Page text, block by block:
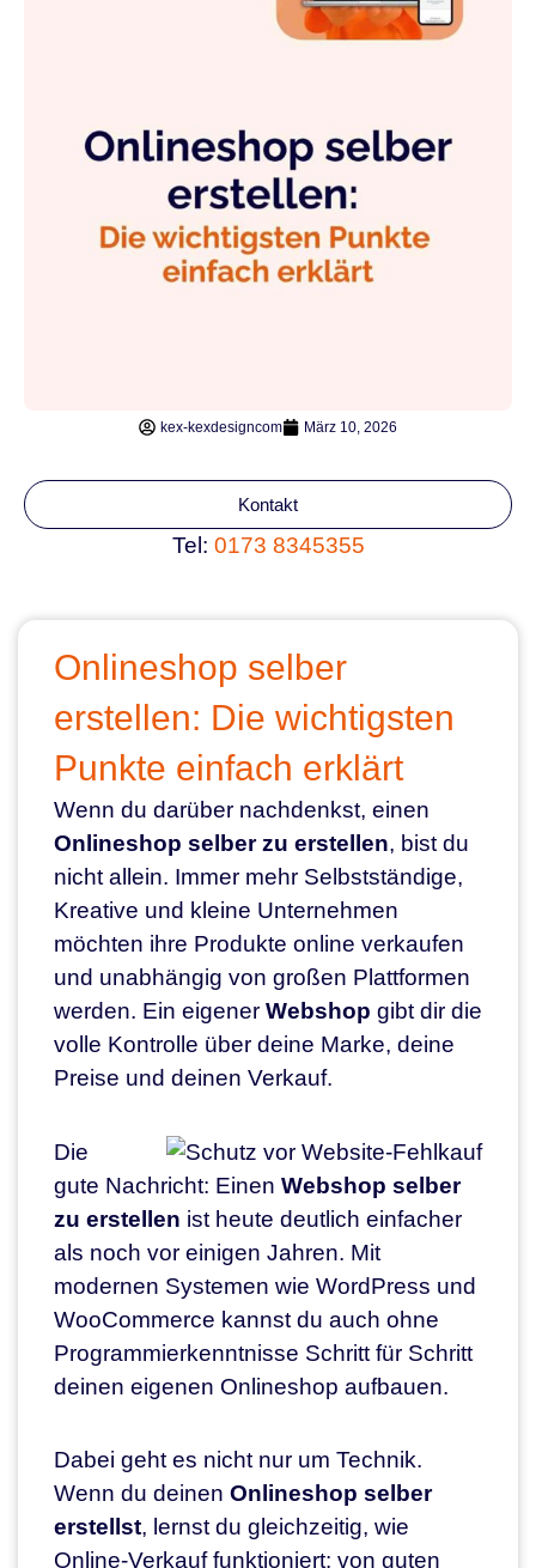
kex-kexdesigncom März 10, 2026
Kontakt
Tel: 0173 8345355
Onlineshop selber
erstellen: Die wichtigsten
Punkte einfach erklärt
Wenn du darüber nachdenkst, einen
Onlineshop selber zu erstellen, bist du
nicht allein. Immer mehr Selbstständige,
Kreative und kleine Unternehmen
möchten ihre Produkte online verkaufen
und unabhängig von großen Plattformen
werden. Ein eigener Webshop gibt dir die
volle Kontrolle über deine Marke, deine
Preise und deinen Verkauf.
Die
gute Nachricht: Einen Webshop selber
zu erstellen ist heute deutlich einfacher
als noch vor einigen Jahren. Mit
modernen Systemen wie WordPress und
WooCommerce kannst du auch ohne
Programmierkenntnisse Schritt für Schritt
deinen eigenen Onlineshop aufbauen.
Dabei geht es nicht nur um Technik.
Wenn du deinen Onlineshop selber
erstellst, lernst du gleichzeitig, wie
Online-Verkauf funktioniert: von guten